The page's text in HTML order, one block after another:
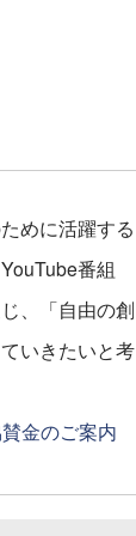
めに活躍する
番組
、「自由の創
いきたいと考
金のご案内